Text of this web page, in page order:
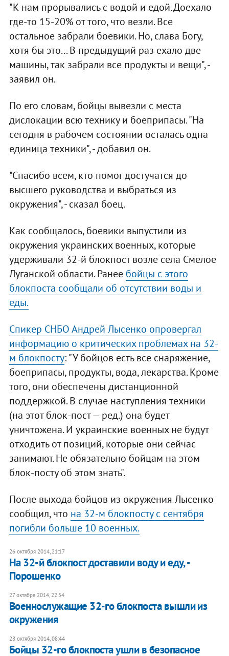
"К нам прорывались с водой и едой. Доехало
где-то 15-20% от того, что везли. Все
остальное забрали боевики. Но, слава Богу,
хотя бы это... В предыдущий раз ехало две
машины, так забрали все продукты и вещи", -
заявил он.
По его словам, бойцы вывезли с места
дислокации всю технику и боеприпасы. "На
сегодня в рабочем состоянии осталась одна
единица техники", - добавил он.
"Спасибо всем, кто помог достучатся до
высшего руководства и выбраться из
окружения", - сказал боец.
Как сообщалось, боевики выпустили из
окружения украинских военных, которые
удерживали 32-й блокпост возле села Смелое
Луганской области. Ранее бойцы с этого
блокпоста сообщали об отсутствии воды и
еды.
Спикер СНБО Андрей Лысенко опровергал
информацию о критических проблемах на 32-
м блокпосту: "У бойцов есть все снаряжение,
боеприпасы, продукты, вода, лекарства. Кроме
того, они обеспечены дистанционной
поддержкой. В случае наступления техники
(на этот блок-пост — ред.) она будет
уничтожена. И украинские военных не будут
отходить от позиций, которые они сейчас
занимают. Не обязательно бойцам на этом
блок-посту об этом знать".
После выхода бойцов из окружения Лысенко
сообщил, что на 32-м блокпосту с сентября
погибли больше 10 военных.
26 октября 2014, 21:17
На 32-й блокпост доставили воду и еду, -
Порошенко
27 октября 2014, 22:54
Военнослужащие 32-го блокпоста вышли из
окружения
28 октября 2014, 08:44
Бойцы 32-го блокпоста ушли в безопасное